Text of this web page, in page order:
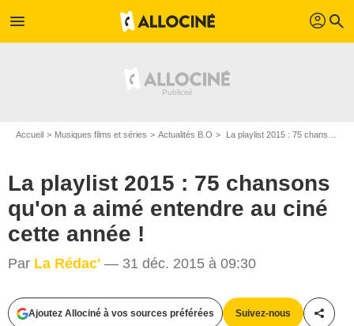
menu profil search
Accueil Musiques films et séries Actualités B.O La playlist 2015 : 75 chansons qu'on a aimé entendre au ciné cette année !
La playlist 2015 : 75 chansons
qu'on a aimé entendre au ciné
cette année !
Par La Rédac' — 31 déc. 2015 à 09:30
Ajoutez Allociné à vos sources préférées Suivez-nous